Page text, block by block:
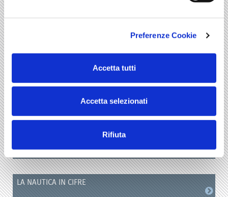
Preferenze Cookie
Accetta tutti
Accetta selezionati
Rifiuta
RAPPORTI E VADEMECUM STATISTICI
ECONOMIA POLITICA
GLI EDITORIALI DI ECONOMIA POLITICA. JOURNAL OF
LA NAUTICA IN CIFRE